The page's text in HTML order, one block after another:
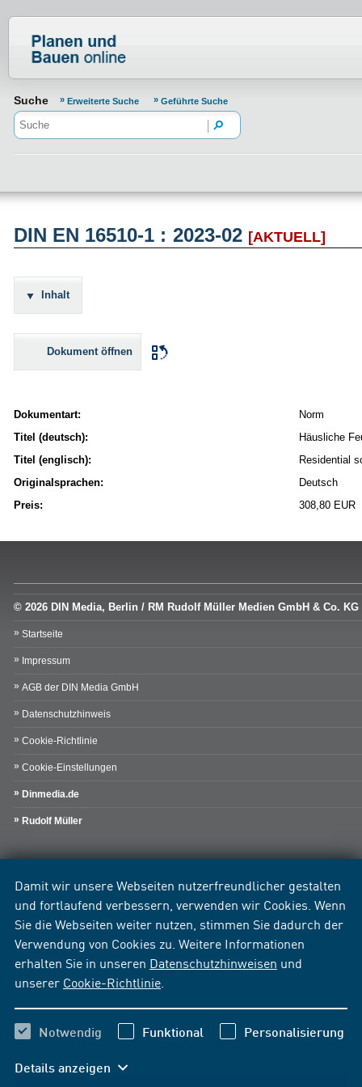
Damit wir unsere Webseiten nutzerfreundlicher gestalten
und fortlaufend verbessern, verwenden wir Cookies. Wenn
Sie die Webseiten weiter nutzen, stimmen Sie dadurch der
Verwendung von Cookies zu. Weitere Informationen
erhalten Sie in unseren Datenschutzhinweisen und
unserer Cookie-Richtlinie
Notwendig Funktional Personalisierung
Details anzeigen
Suche Erweiterte Suche Geführte Suche
DIN EN 16510-1 : 2023-02 [AKTUELL]
Inhalt
Dokument öffnen
Dokumentart:
Norm
Titel (deutsch):
Häusliche
Titel (englisch):
Residential
Originalsprachen:
Deutsch
Preis:
308,80 EUR
© 2026 DIN Media, Berlin / RM Rudolf Müller Medien GmbH & Co. KG
Startseite
Impressum
AGB der DIN Media GmbH
Datenschutzhinweis
Cookie-Richtlinie
Cookie-Einstellungen
Dinmedia.de
Rudolf Müller